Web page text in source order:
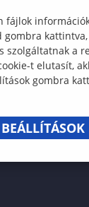
fájlok
szolgáltatnak a
t elutasít,
gombra
BEÁLLÍTÁSOK